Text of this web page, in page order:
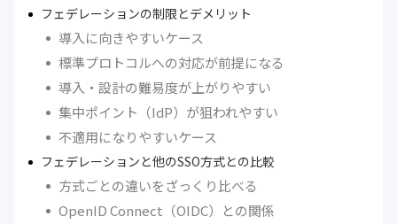
フェデレーションの制限とデメリット
導入に向きやすいケース
標準プロトコルへの対応が前提になる
導入・設計の難易度が上がりやすい
集中ポイント（IdP）が狙われやすい
不適用になりやすいケース
フェデレーションと他のSSO方式との比較
方式ごとの違いをざっくり比べる
OpenID Connect（OIDC）との関係